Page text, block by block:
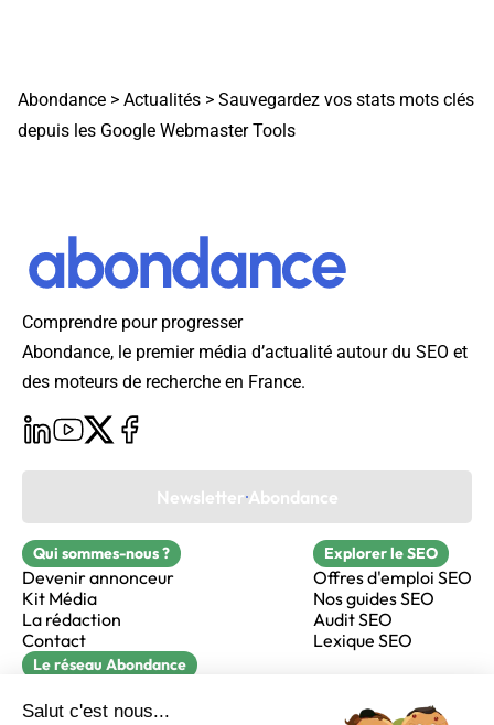
Abondance > Actualités > Sauvegardez vos stats mots clés
depuis les Google Webmaster Tools
Comprendre pour progresser
Abondance, le premier média d’actualité autour du SEO et
des moteurs de recherche en France.
Newsletter Abondance
Qui sommes-nous ?
Devenir annonceur
Kit Média
La rédaction
Contact
Explorer le SEO
Offres d'emploi SEO
Nos guides SEO
Audit SEO
Lexique SEO
Le réseau Abondance
Réacteur